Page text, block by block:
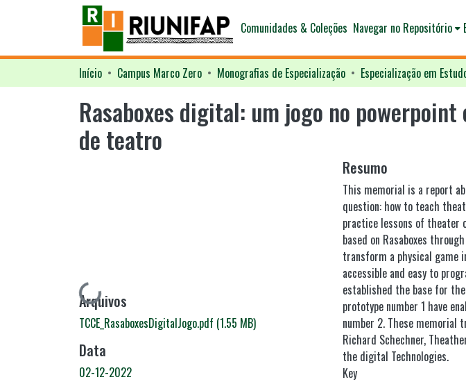
Comunidades & Coleções Navegar no Repositório
Início Campus Marco Zero Monografias de Especialização Especialização em
Rasaboxes digital: um jogo no
de teatro
Carregando...
Arquivos
TCCE_RasaboxesDigitalJogo.pdf (1.55 MB)
Data
02-12-2022
Resumo
This memorial is a report
question: how to teach
practice lessons of theater
based on Rasaboxes
transform a physical game
accessible and easy to
established the base for
prototype number 1 have
number 2. These memorial
Richard Schechner,
the digital Technologies.
Key